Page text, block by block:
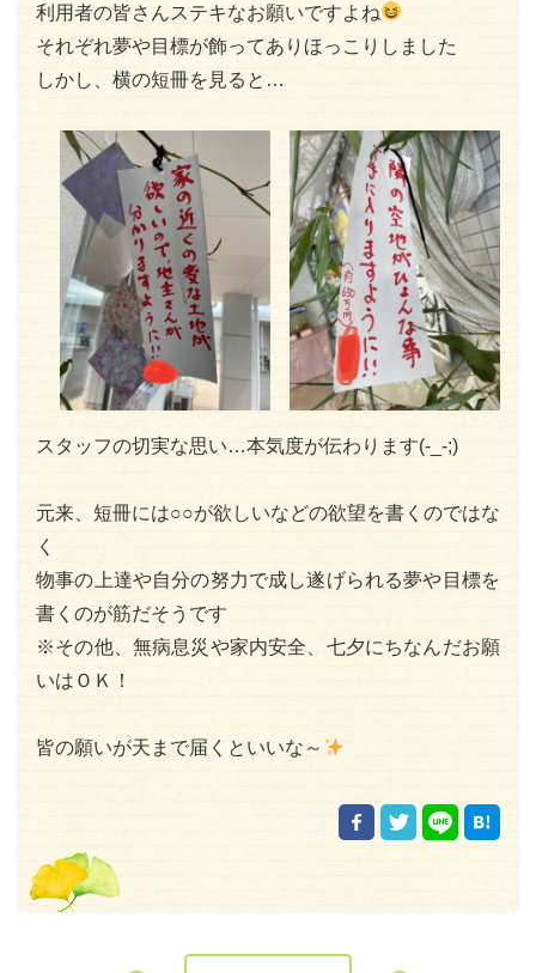
利用者の皆さんステキなお願いですよね
それぞれ夢や目標が飾ってありほっこりしました
しかし、横の短冊を見ると…
スタッフの切実な思い…本気度が伝わります(-_-;)
元来、短冊には○○が欲しいなどの欲望を書くのではな
く
物事の上達や自分の努力で成し遂げられる夢や目標を
書くのが筋だそうです
※その他、無病息災や家内安全、七夕にちなんだお願
いはＯＫ！
皆の願いが天まで届くといいな～